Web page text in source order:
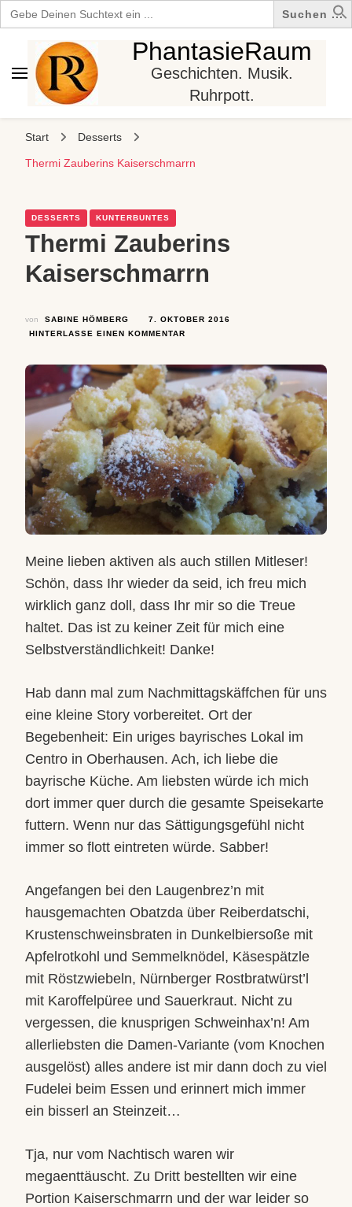
Search
for:
PhantasieRaum
Geschichten. Musik.
Ruhrpott.
Start Desserts
Thermi Zauberins Kaiserschmarrn
DESSERTS KUNTERBUNTES
Thermi Zauberins
Kaiserschmarrn
von SABINE HÖMBERG
7. OKTOBER 2016
HINTERLASSE EINEN KOMMENTAR
KAISERSCHMARRN
Meine lieben aktiven als auch stillen Mitleser!
Schön, dass Ihr wieder da seid, ich freu mich
wirklich ganz doll, dass Ihr mir so die Treue
haltet. Das ist zu keiner Zeit für mich eine
Selbstverständlichkeit! Danke!
Hab dann mal zum Nachmittagskäffchen für uns
eine kleine Story vorbereitet. Ort der
Begebenheit: Ein uriges bayrisches Lokal im
Centro in Oberhausen. Ach, ich liebe die
bayrische Küche. Am liebsten würde ich mich
dort immer quer durch die gesamte Speisekarte
futtern. Wenn nur das Sättigungsgefühl nicht
immer so flott eintreten würde. Sabber!
Angefangen bei den Laugenbrez’n mit
hausgemachten Obatzda über Reiberdatschi,
Krustenschweinsbraten in Dunkelbiersoße mit
Apfelrotkohl und Semmelknödel, Käsespätzle
mit Röstzwiebeln, Nürnberger Rostbratwürst’l
mit Karoffelpüree und Sauerkraut. Nicht zu
vergessen, die knusprigen Schweinhax’n! Am
allerliebsten die Damen-Variante (vom Knochen
ausgelöst) alles andere ist mir dann doch zu viel
Fudelei beim Essen und erinnert mich immer
ein bisserl an Steinzeit…
Tja, nur vom Nachtisch waren wir
megaenttäuscht. Zu Dritt bestellten wir eine
Portion Kaiserschmarrn und der war leider so